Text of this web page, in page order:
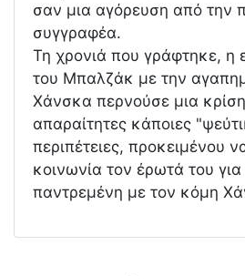
σαν µια αγόρευση από την
συγγραφέα.
Τη χρονιά που γράφτηκε, η
του Μπαλζάκ µε την
Χάνσκα περνούσε µια
απαραίτητες κάποιες
περιπέτειες, προκειµένου
κοινωνία τον έρωτά του
παντρεµένη µε τον κόµη